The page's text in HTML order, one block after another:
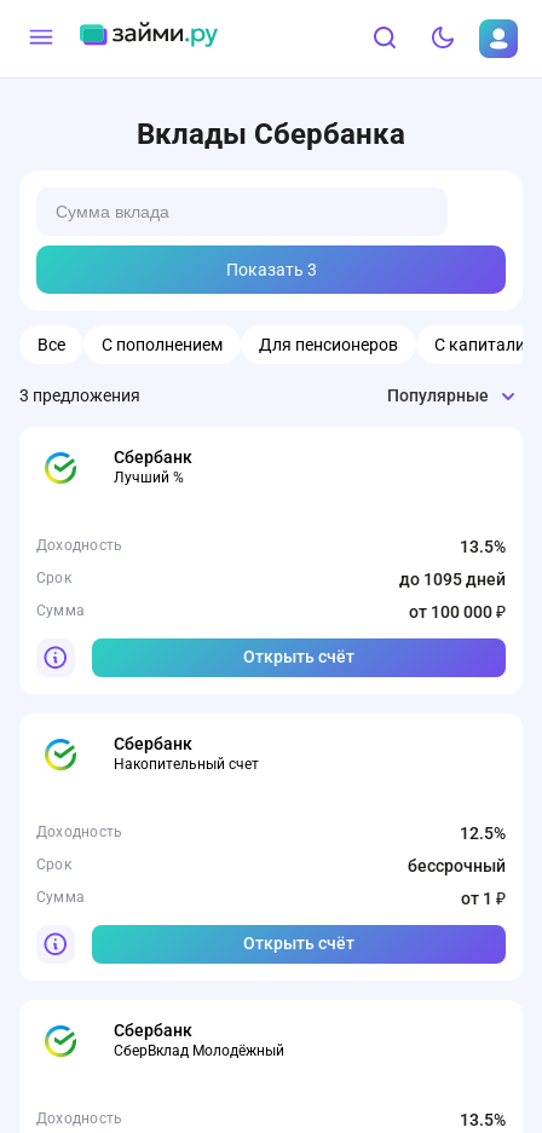
Вклады Сбербанка
Показать 3
Все С пополнением Для пенсионеров С
3 предложения Популярные
Сбербанк
Лучший %
Доходность 13.5%
Срок до 1095 дней
Сумма от 100 000 ₽
Открыть счёт
Сбербанк
Накопительный счет
Доходность 12.5%
Срок бессрочный
Сумма от 1 ₽
Открыть счёт
Сбербанк
СберВклад Молодёжный
Доходность 13.5%